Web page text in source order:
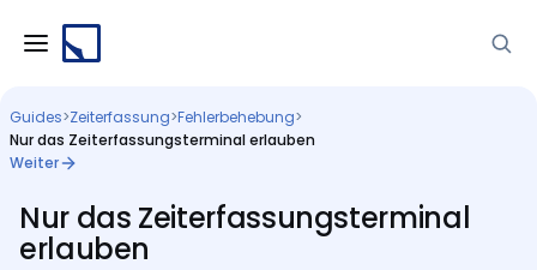
Guides>Zeiterfassung>Fehlerbehebung>
Nur das Zeiterfassungsterminal erlauben
Weiter
Nur das Zeiterfassungsterminal
erlauben